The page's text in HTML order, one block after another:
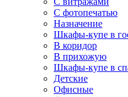
С фотопечатью
Назначение
Шкафы-купе в
В коридор
В прихожую
Шкафы-купе в
Детские
Офисные